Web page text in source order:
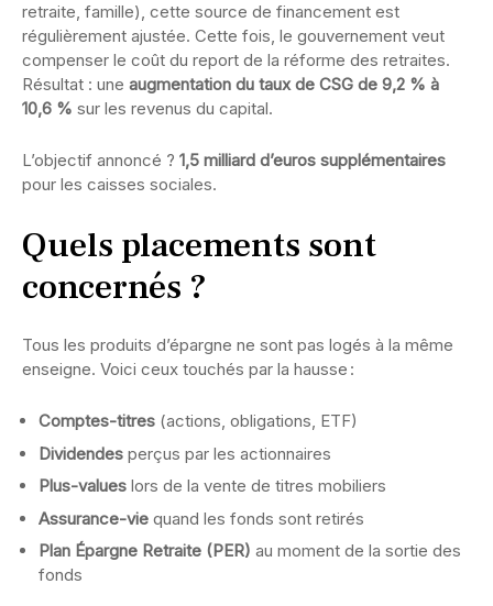
retraite, famille), cette source de financement est
régulièrement ajustée. Cette fois, le gouvernement veut
compenser le coût du report de la réforme des retraites.
Résultat : une augmentation du taux de CSG de 9,2 % à
10,6 % sur les revenus du capital.
L’objectif annoncé ? 1,5 milliard d’euros supplémentaires
pour les caisses sociales.
Quels placements sont
concernés ?
Tous les produits d’épargne ne sont pas logés à la même
enseigne. Voici ceux touchés par la hausse :
Comptes-titres (actions, obligations, ETF)
Dividendes perçus par les actionnaires
Plus-values lors de la vente de titres mobiliers
Assurance-vie quand les fonds sont retirés
Plan Épargne Retraite (PER) au moment de la sortie des
fonds